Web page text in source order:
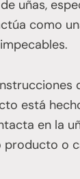
uñas,
como
está
en la
o